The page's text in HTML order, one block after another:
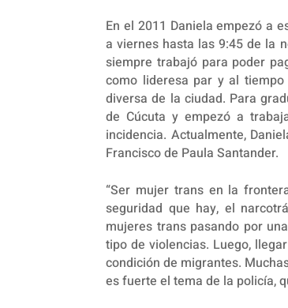
En el 2011 Daniela empezó a
a viernes hasta las 9:45 de la
siempre trabajó para poder
como lideresa par y al
diversa de la ciudad. Para
de Cúcuta y empezó a
incidencia. Actualmente,
Francisco de Paula Santander.
“Ser mujer trans en la
seguridad que hay, el
mujeres trans pasando por
tipo de violencias. Luego,
condición de migrantes.
es fuerte el tema de la policía,